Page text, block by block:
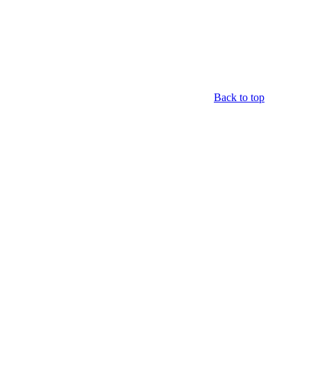
Back to top